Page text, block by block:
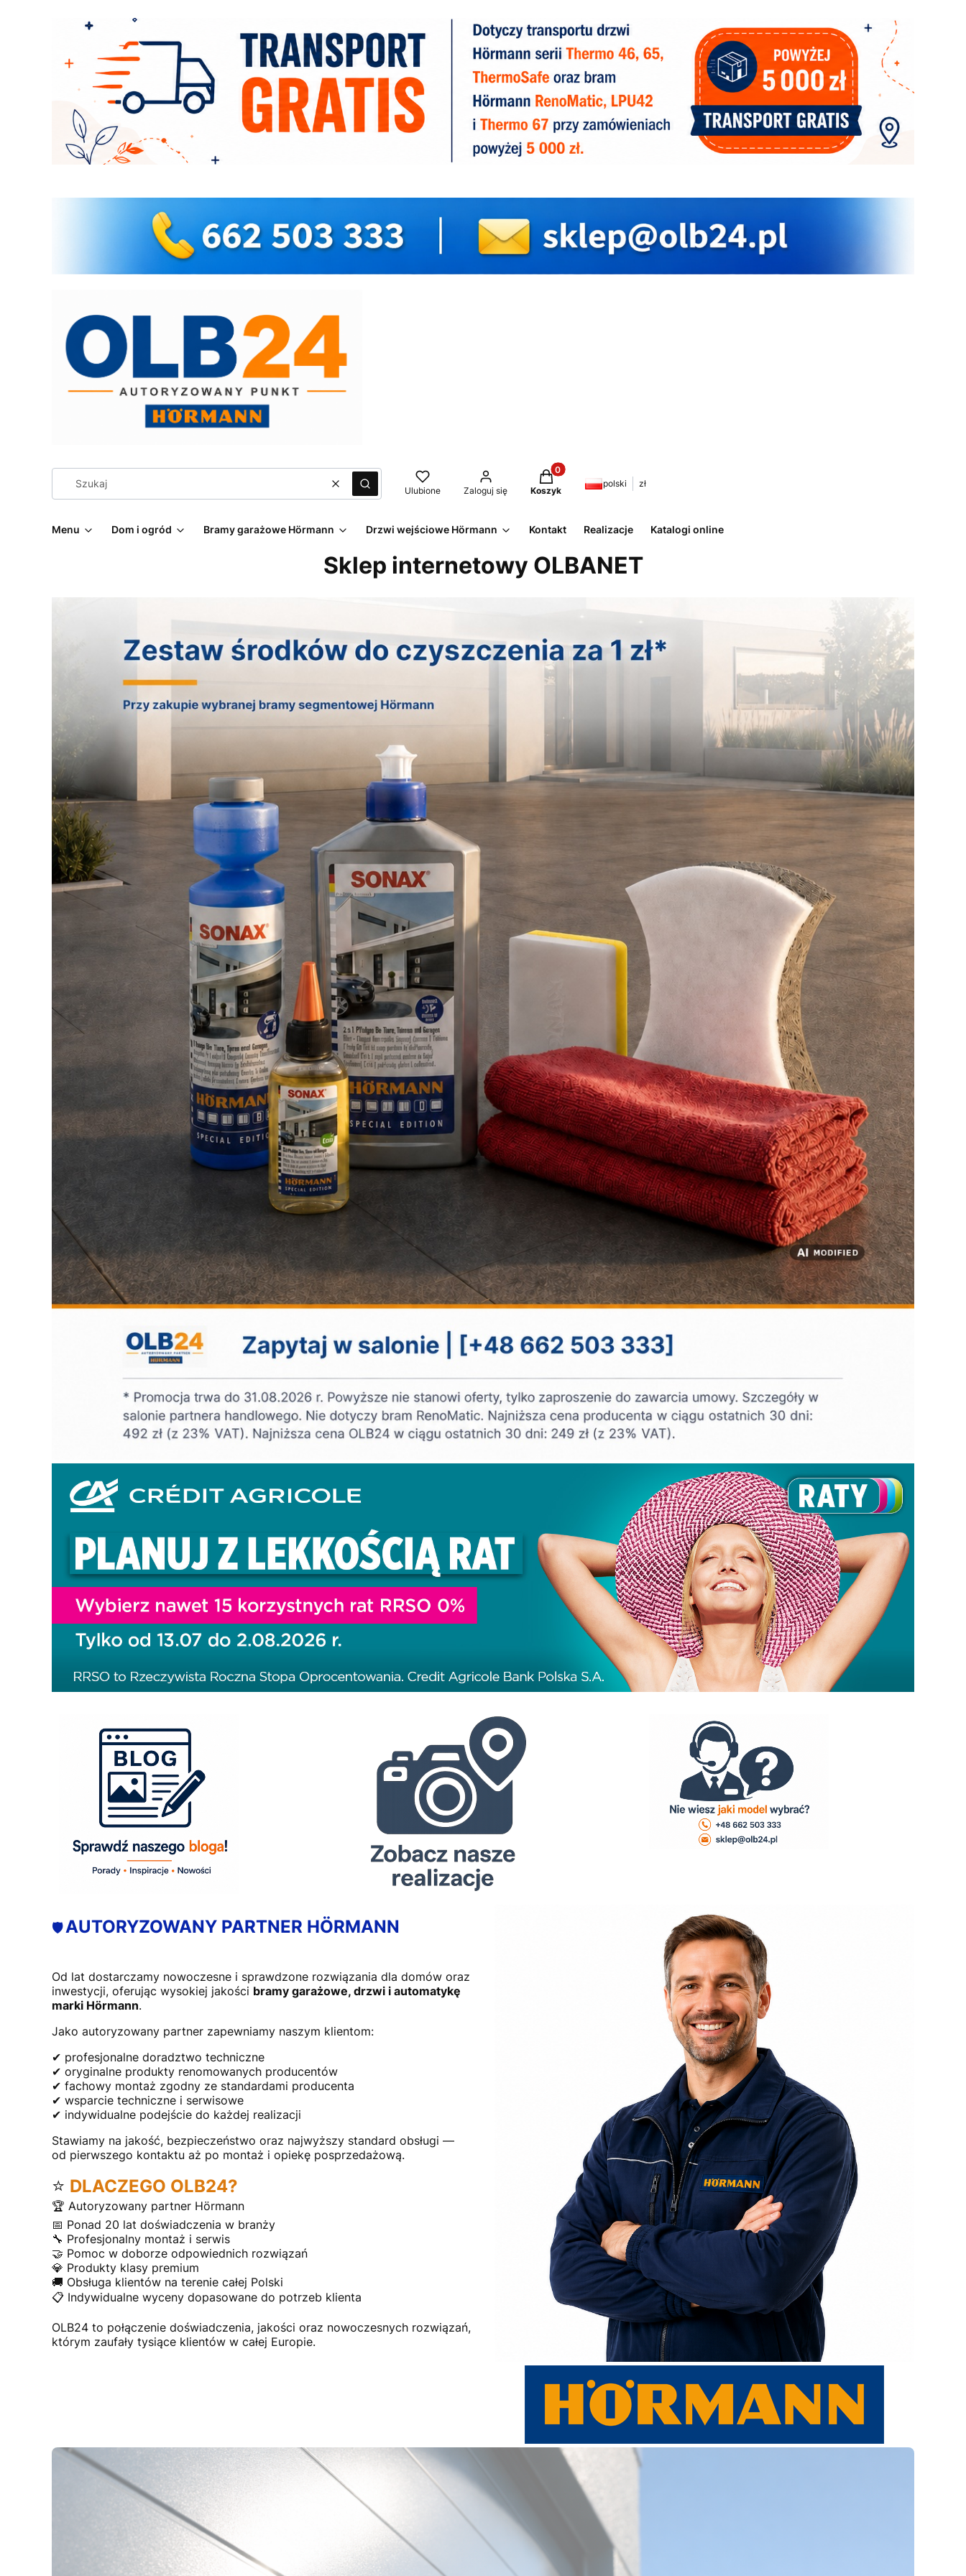
WyczyśćSzukaj Ulubione Zaloguj się
Produkty w koszyku: 0. Zobacz szczegóły
Koszyk
polski zł
Menu Dom i ogród Bramy garażowe Hörmann Drzwi wejściowe Hörmann Kontakt Realizacje Katalogi online
Sklep internetowy OLBANET
🛡️AUTORYZOWANY PARTNER HÖRMANN
Od lat dostarczamy nowoczesne i sprawdzone rozwiązania dla domów oraz
inwestycji, oferując wysokiej jakości bramy garażowe, drzwi i automatykę
marki Hörmann.
Jako autoryzowany partner zapewniamy naszym klientom:
✔ profesjonalne doradztwo techniczne
✔ oryginalne produkty renomowanych producentów
✔ fachowy montaż zgodny ze standardami producenta
✔ wsparcie techniczne i serwisowe
✔ indywidualne podejście do każdej realizacji
Stawiamy na jakość, bezpieczeństwo oraz najwyższy standard obsługi —
od pierwszego kontaktu aż po montaż i opiekę posprzedażową.
⭐ DLACZEGO OLB24?
🏆 Autoryzowany partner Hörmann
📅 Ponad 20 lat doświadczenia w branży
🔧 Profesjonalny montaż i serwis
🤝 Pomoc w doborze odpowiednich rozwiązań
💎 Produkty klasy premium
🚚 Obsługa klientów na terenie całej Polski
📋 Indywidualne wyceny dopasowane do potrzeb klienta
OLB24 to połączenie doświadczenia, jakości oraz nowoczesnych rozwiązań,
którym zaufały tysiące klientów w całej Europie.